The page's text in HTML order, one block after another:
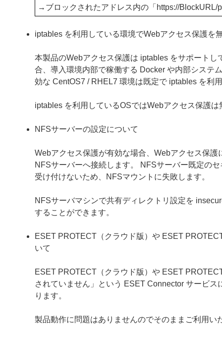
→ブロックされたアドレス内の「https://BlockURL/
iptables を利用している環境でWebアクセス保護を
本製品のWebアクセス保護は iptables をサポート
合、導入環境内部で稼働する Docker や内部システ
効な CentOS7 / RHEL7 環境は既定で iptables を利
iptables を利用しているOSではWebアクセス保護
NFSサーバーの設定について
Webアクセス保護が有効な場合、Webアクセス保
NFSサーバーへ接続します。 NFSサーバー既定の
受け付けないため、NFSマウントに失敗します。
NFSサーバマシンで共有ディレクトリ設定を
することができます。
ESET PROTECT（クラウド版）や ESET
いて
ESET PROTECT（クラウド版）や ESET
されていません」という ESET Connector サービ
ります。
製品動作に問題はありませんのでそのままご利用い